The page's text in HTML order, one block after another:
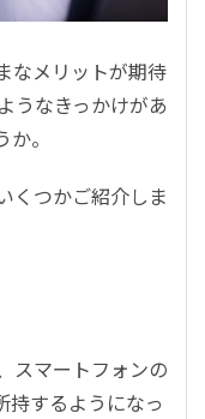
なメリットが期待
うなきっかけがあ
。
くつかご紹介しま
スマートフォンの
持するようになっ